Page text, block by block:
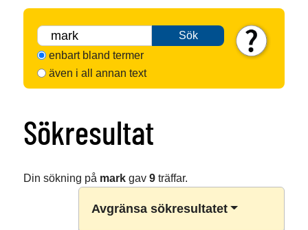
Sök
enbart bland termer
även i all annan text
Sökresultat
Din sökning på markgav 9träffar.
Avgränsa sökresultatet